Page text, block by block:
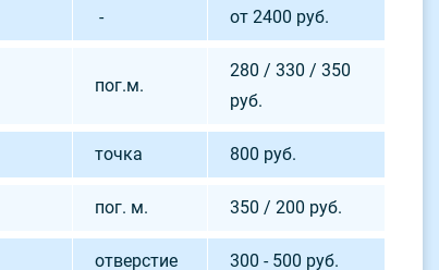
- от 2400 руб.
пог.м.
280 / 330 / 350
руб.
точка 800 руб.
пог. м. 350 / 200 руб.
отверстие 300 - 500 руб.